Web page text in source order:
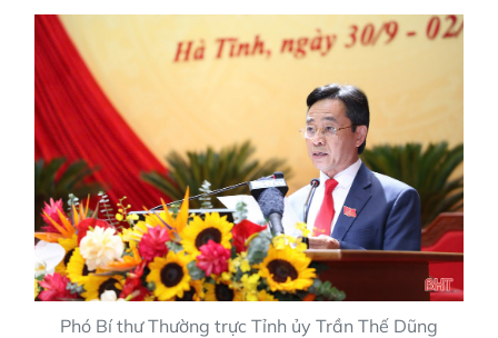
Phó Bí thư Thường trực Tỉnh ủy Trần Thế Dũng